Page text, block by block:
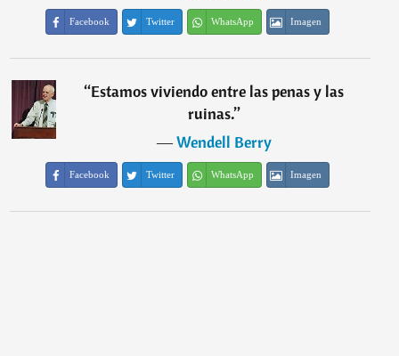
Facebook Twitter WhatsApp Imagen
“Estamos viviendo entre las penas y las
ruinas.”
―Wendell Berry
Facebook Twitter WhatsApp Imagen